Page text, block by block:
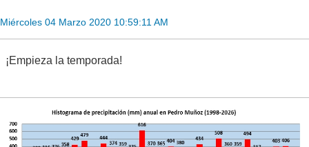
Miércoles 04 Marzo 2020 10:59:11 AM
¡Empieza la temporada!